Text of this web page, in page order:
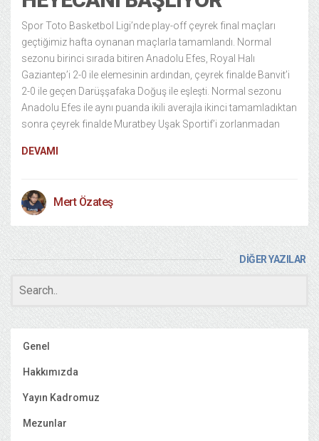
Spor Toto Basketbol Ligi’nde play-off çeyrek final maçları
geçtiğimiz hafta oynanan maçlarla tamamlandı. Normal
sezonu birinci sırada bitiren Anadolu Efes, Royal Halı
Gaziantep’i 2-0 ile elemesinin ardından, çeyrek finalde Banvit’i
2-0 ile geçen Darüşşafaka Doğuş ile eşleşti. Normal sezonu
Anadolu Efes ile aynı puanda ikili averajla ikinci tamamladıktan
sonra çeyrek finalde Muratbey Uşak Sportif’i zorlanmadan
DEVAMI
Mert Özateş
DİĞER YAZILAR
Genel
Hakkımızda
Yayın Kadromuz
Mezunlar